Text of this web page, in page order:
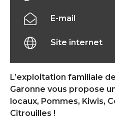
L’exploitation familiale
Garonne vous propose
locaux, Pommes, Kiwis,
Citrouilles !
E-mail
Site internet